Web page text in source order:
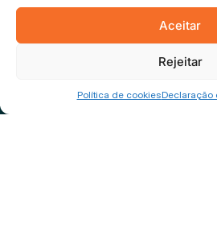
Aceitar
Rejeitar
Política de cookiesDeclaração
das 09h às 12h e das 13h